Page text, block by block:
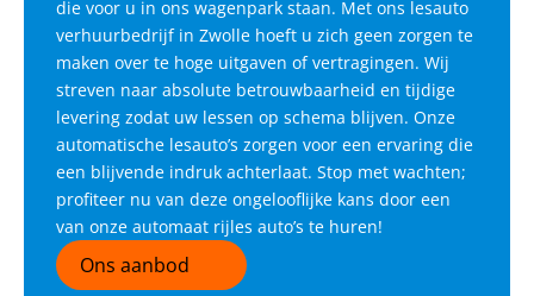
die voor u in ons wagenpark staan. Met ons lesauto
verhuurbedrijf in Zwolle hoeft u zich geen zorgen te
maken over te hoge uitgaven of vertragingen. Wij
streven naar absolute betrouwbaarheid en tijdige
levering zodat uw lessen op schema blijven. Onze
automatische lesauto’s zorgen voor een ervaring die
een blijvende indruk achterlaat. Stop met wachten;
profiteer nu van deze ongelooflijke kans door een
van onze automaat rijles auto’s te huren!
Ons aanbod